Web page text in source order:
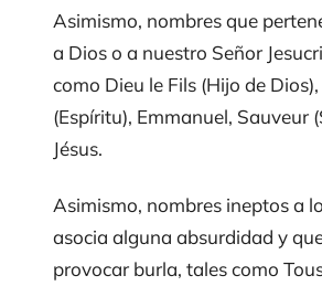
Asimismo, nombres que
a Dios o a nuestro Señor
como Dieu le Fils (Hijo de
(Espíritu), Emmanuel, Sauveur
Jésus.
Asimismo, nombres ineptos a
asocia alguna absurdidad y
provocar burla, tales como